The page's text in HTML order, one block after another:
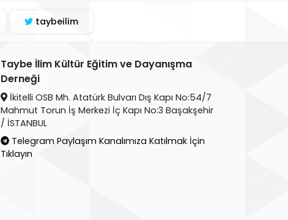
taybeilim
Taybe İlim Kültür Eğitim ve Dayanışma
Derneği
İkitelli OSB Mh. Atatürk Bulvarı Dış Kapı No:54/7
Mahmut Torun İş Merkezi İç Kapı No:3 Başakşehir
/ İSTANBUL
Telegram Paylaşım Kanalımıza Katılmak İçin
Tıklayın